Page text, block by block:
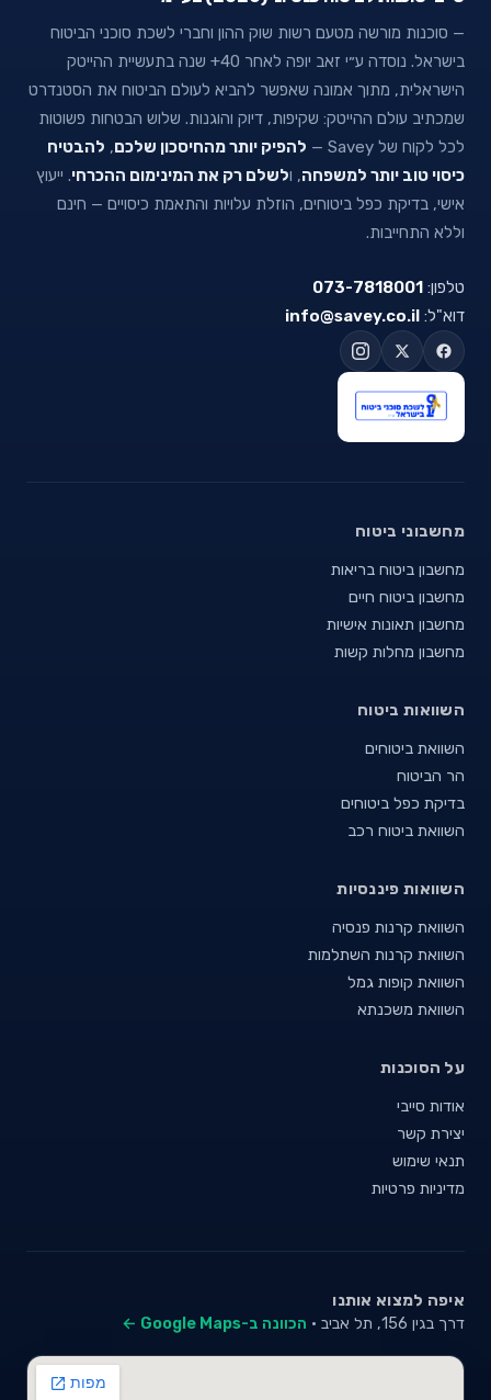
— סוכנות מורשה מטעם רשות שוק ההון וחברי לשכת סוכני הביטוח
בישראל. נוסדה ע״י זאב יופה לאחר 40+ שנה בתעשיית ההייטק
הישראלית, מתוך אמונה שאפשר להביא לעולם הביטוח את הסטנדרט
שמכתיב עולם ההייטק: שקיפות, דיוק והוגנות. שלוש הבטחות פשוטות
לכל לקוח של Savey —
להפיק יותר מהחיסכון שלכם, להבטיח
כיסוי טוב יותר למשפחה, ולשלם רק את המינימום ההכרחי. ייעוץ
אישי, בדיקת כפל ביטוחים, הוזלת עלויות והתאמת כיסויים — חינם
וללא התחייבות.
טלפון: 073-7818001
דוא"ל: info@savey.co.il
מחשבוני ביטוח
מחשבון ביטוח בריאות
מחשבון ביטוח חיים
מחשבון תאונות אישיות
מחשבון מחלות קשות
השוואות ביטוח
השוואת ביטוחים
הר הביטוח
בדיקת כפל ביטוחים
השוואת ביטוח רכב
השוואות פיננסיות
השוואת קרנות פנסיה
השוואת קרנות השתלמות
השוואת קופות גמל
השוואת משכנתא
על הסוכנות
אודות סייבי
יצירת קשר
תנאי שימוש
מדיניות פרטיות
איפה למצוא אותנו
דרך בגין 156, תל אביב · הכוונה ב-Google Maps ←